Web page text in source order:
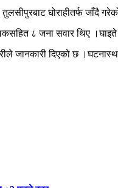
घोराहीतर्फ जाँदै
८ जना सवार थिए ।घाइते
जानकारी दिएको छ